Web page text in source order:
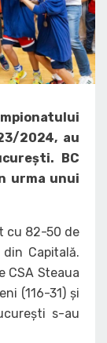
2024, au
BC
urma unui
cu 82-50 de
Capitală.
CSA Steaua
(116-31) și
s-au